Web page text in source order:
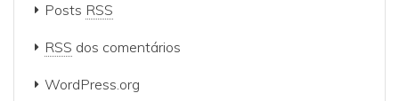
Posts RSS
RSS dos comentários
WordPress.org